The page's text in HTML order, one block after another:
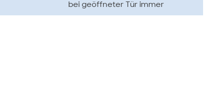
bei geöffneter Tür immer